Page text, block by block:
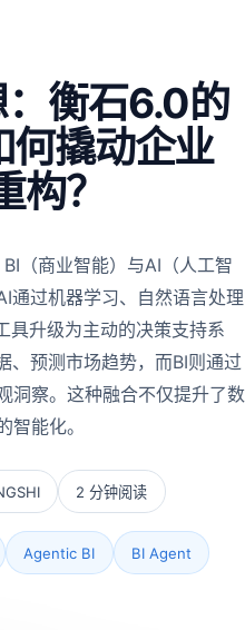
衡石6.0的
撬动企业
构？
（商业智能）与AI（人工智
通过机器学习、自然语言处理
具升级为主动的决策支持系
、预测市场趋势，而BI则通过
洞察。这种融合不仅提升了数
能化。
2 分钟阅读
Agentic BI BI Agent